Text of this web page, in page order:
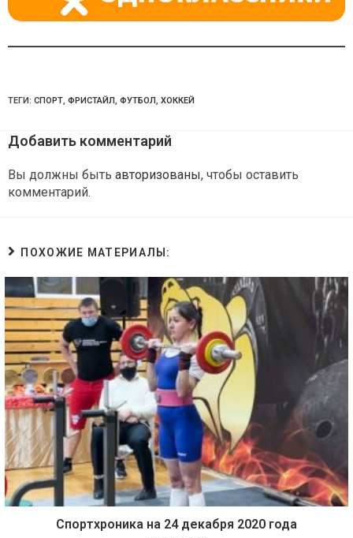
ТЕГИ: СПОРТ, ФРИСТАЙЛ, ФУТБОЛ, ХОККЕЙ
Добавить комментарий
Вы должны быть авторизованы, чтобы оставить
комментарий.
ПОХОЖИЕ МАТЕРИАЛЫ:
Спортхроника на 24 декабря 2020 года